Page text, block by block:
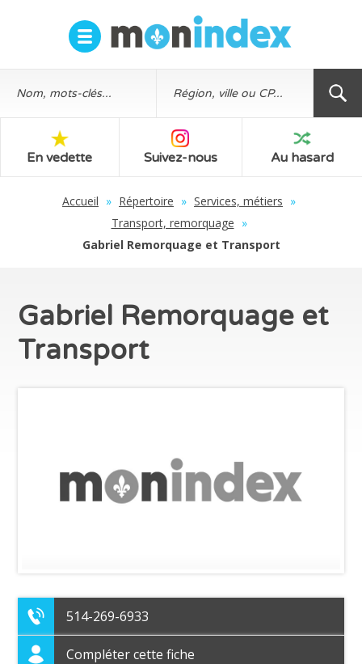
En vedette Suivez-nous Au hasard
Accueil » Répertoire » Services, métiers »
Transport, remorquage »
Gabriel Remorquage et Transport
Gabriel Remorquage et
Transport
514-269-6933
Compléter cette fiche